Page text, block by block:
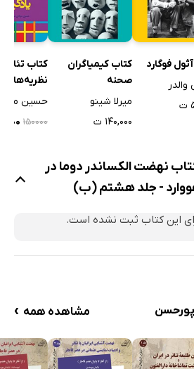
فوگارد
کتاب کیمیاگران
صحنه
میرلا شینو
۱۴۰,۰۰۰ ت
کتاب تئاتر
نظریه‌های
۱۵۰۰۰۰
نهضت الکساندر دوما در
هووارد - جلد هشتم (ب)
این کتاب ثبت نشده است.
مشاهده همه ›